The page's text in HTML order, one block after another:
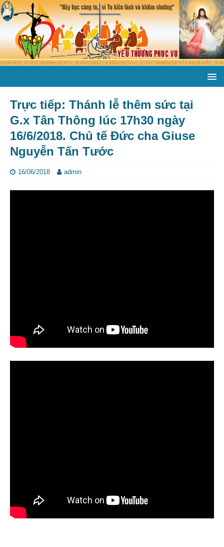
Trực tiếp: Thánh lễ thêm sức tại
G.x Tân Thông lúc 17h30 ngày
16/6/2018. Chủ tế Đức cha Giuse
Nguyễn Tấn Tước
16/06/2018 admin